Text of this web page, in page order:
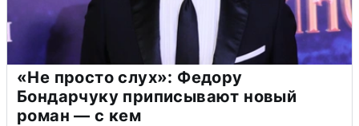
«Не просто слух»: Федору
Бондарчуку приписывают новый
роман — с кем